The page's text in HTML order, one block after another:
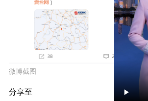
微博截图
分享至